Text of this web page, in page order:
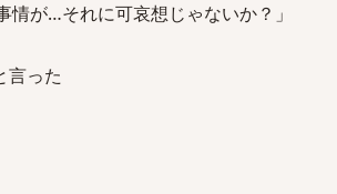
が…それに可哀想じゃないか？」
言った